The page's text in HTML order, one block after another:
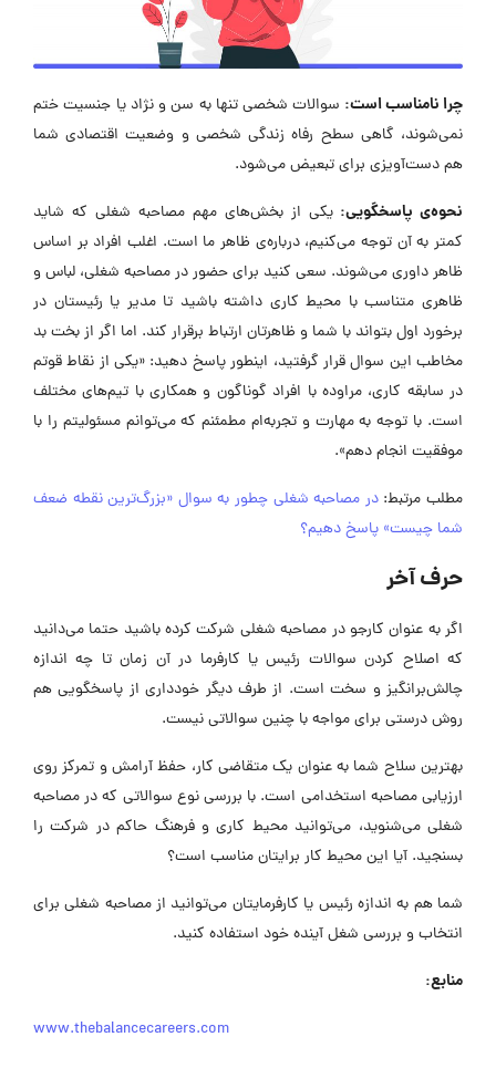
چرا نامناسب است: سوالات شخصی تنها به سن و نژاد یا جنسیت ختم
نمی‌شوند، گاهی سطح رفاه زندگی شخصی و وضعیت اقتصادی شما
هم دست‌آویزی برای تبعیض می‌شود.
نحوه‌ی پاسخگویی: یکی از بخش‌های مهم مصاحبه شغلی که شاید
کمتر به آن توجه می‌کنیم، درباره‌ی ظاهر ما است. اغلب افراد بر اساس
ظاهر داوری می‌شوند. سعی کنید برای حضور در مصاحبه شغلی، لباس و
ظاهری متناسب با محیط کاری داشته باشید تا مدیر یا رئیستان در
برخورد اول بتواند با شما و ظاهرتان ارتباط برقرار کند. اما اگر از بخت بد
مخاطب این سوال قرار گرفتید، اینطور پاسخ دهید: «یکی از نقاط قوتم
در سابقه کاری، مراوده با افراد گوناگون و همکاری با تیم‌های مختلف
است. با توجه به مهارت و تجربه‌ام مطمئنم که می‌توانم مسئولیتم را با
موفقیت انجام دهم».
مطلب مرتبط:در مصاحبه شغلی چطور به سوال «بزرگ‌ترین نقطه ضعف
شما چیست» پاسخ دهیم؟
حرف آخر
اگر به عنوان کارجو در مصاحبه شغلی شرکت کرده باشید حتما می‌دانید
که اصلاح کردن سوالات رئیس یا کارفرما در آن زمان تا چه اندازه
چالش‌برانگیز و سخت است. از طرف دیگر خودداری از پاسخگویی هم
روش درستی برای مواجه با چنین سوالاتی نیست.
بهترین سلاح شما به عنوان یک متقاضی کار، حفظ آرامش و تمرکز روی
ارزیابی مصاحبه استخدامی است. با بررسی نوع سوالاتی که در مصاحبه
شغلی می‌شنوید، می‌توانید محیط کاری و فرهنگ حاکم در شرکت را
بسنجید. آیا این محیط کار برایتان مناسب است؟
شما هم به اندازه رئیس یا کارفرمایتان می‌توانید از مصاحبه شغلی برای
انتخاب و بررسی شغل آینده خود استفاده کنید.
منابع:
www.thebalancecareers.com